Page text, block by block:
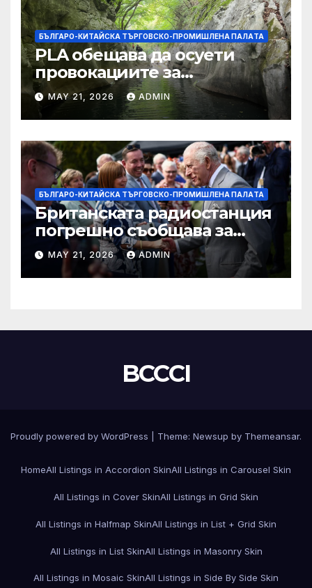
БЪЛГАРО-КИТАЙСКА ТЪРГОВСКО-ПРОМИШЛЕНА ПАЛAТА
PLA обещава да осуети
провокациите за
„независимост на Тайван“.
MAY 21, 2026 ADMIN
БЪЛГАРО-КИТАЙСКА ТЪРГОВСКО-ПРОМИШЛЕНА ПАЛAТА
Британската радиостанция
погрешно съобщава за
смъртта на крал Чарлз
MAY 21, 2026 ADMIN
BCCCI
Proudly powered by WordPress Theme: Newsup by Themeansar.
HomeAll Listings in Accordion SkinAll Listings in Carousel Skin
All Listings in Cover SkinAll Listings in Grid Skin
All Listings in Halfmap SkinAll Listings in List + Grid Skin
All Listings in List SkinAll Listings in Masonry Skin
All Listings in Mosaic SkinAll Listings in Side By Side Skin